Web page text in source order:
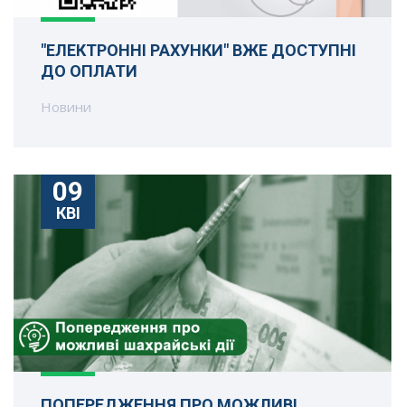
"ЕЛЕКТРОННІ РАХУНКИ" ВЖЕ ДОСТУПНІ
ДО ОПЛАТИ
Новини
09
КВІ